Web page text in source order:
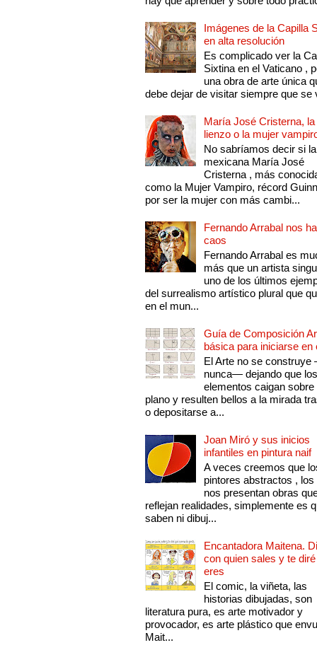
Imágenes de la Capilla
en alta resolución
Es complicado ver la
Sixtina en el Vaticano ,
una obra de arte única
debe dejar de visitar siempre que se
María José Cristerna,
lienzo o la mujer
No sabríamos decir si la
mexicana María José
Cristerna , más
como la Mujer Vampiro, récord
por ser la mujer con más cambi...
Fernando Arrabal nos
caos
Fernando Arrabal es
más que un artista
uno de los últimos
del surrealismo artístico plural que
en el mun...
Guía de Composición
básica para iniciarse en
El Arte no se
nunca— dejando que
elementos caigan sobre
plano y resulten bellos a la mirada
o depositarse a...
Joan Miró y sus inicios
infantiles en pintura naif
A veces creemos que
pintores abstractos , los
nos presentan obras
reflejan realidades, simplemente es
saben ni dibuj...
Encantadora Maitena.
con quien sales y te
eres
El comic, la viñeta, las
historias dibujadas, son
literatura pura, es arte motivador y
provocador, es arte plástico que
Mait...